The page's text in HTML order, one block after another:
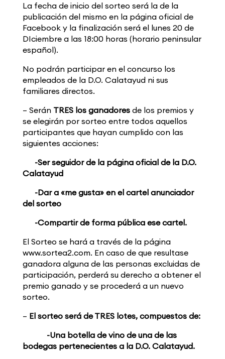
La fecha de inicio del sorteo será la de la
publicación del mismo en la página oficial de
Facebook y la finalización será el lunes 20 de
DIciembre a las 18:00 horas (horario peninsular
español).
No podrán participar en el concurso los
empleados de la D.O. Calatayud ni sus
familiares directos.
– Serán TRES los ganadoresde los premios y
se elegirán por sorteo entre todos aquellos
participantes que hayan cumplido con las
siguientes acciones:
-Ser seguidor de la página oficial de la D.O.
Calatayud
-Dar a «me gusta» en el cartel anunciador
del sorteo
-Compartir de forma pública ese cartel.
El Sorteo se hará a través de la página
www.sortea2.com. En caso de que resultase
ganadora alguna de las personas excluidas de
participación, perderá su derecho a obtener el
premio ganado y se procederá a un nuevo
sorteo.
– El sorteo será de TRES lotes, compuestos de:
-Una botella de vino de una de las
bodegas pertenecientes a la D.O. Calatayud.